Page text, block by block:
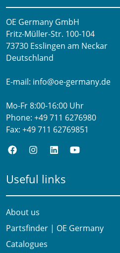
OE Germany GmbH
Fritz-Müller-Str. 100-104​
73730 Esslingen am Neckar​
Deutschland
E-mail: info@oe-germany.de
Mo-Fr 8:00-16:00 Uhr
Phone: +49 711 6276980
Fax: +49 711 62769851
Useful links
About us
Partsfinder | OE Germany
Catalogues